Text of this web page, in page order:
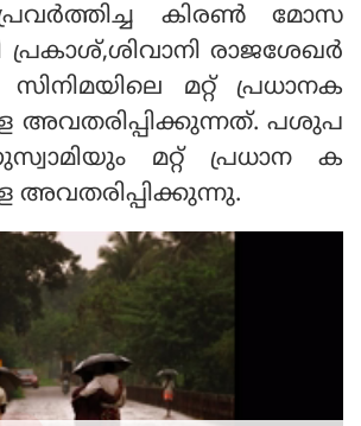
പ്രവര്‍ത്തിച്ച കിരണ്‍ മോസ
രാജശേഖര്‍
മറ്റ് പ്രധാനക
അവതരിപ്പിക്കുന്നത്. പശുപ
മറ്റ് പ്രധാന ക
അവതരിപ്പിക്കുന്നു.